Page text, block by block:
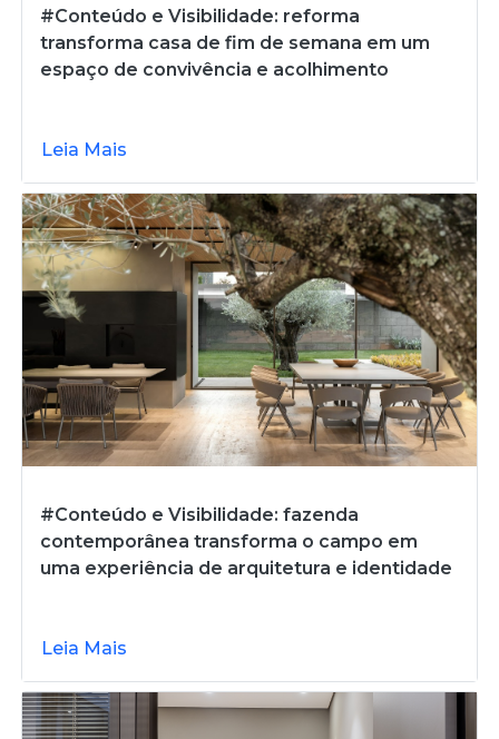
#Conteúdo e Visibilidade: reforma
transforma casa de fim de semana em um
espaço de convivência e acolhimento
Leia Mais
#Conteúdo e Visibilidade: fazenda
contemporânea transforma o campo em
uma experiência de arquitetura e identidade
Leia Mais